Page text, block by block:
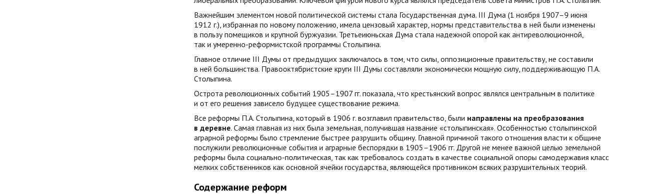
Важнейшим элементом новой политической системы стала Государственная дума. III Дума (1 ноября 1907–9 июня
1912 г.), избранная по новому положению, имела цензовый характер, нормы представительства в ней были изменены
в пользу помещиков и крупной буржуазии. Третьеиюньская Дума стала надежной опорой как антиреволюционной,
так и умеренно-реформистской программы Столыпина.
Главное отличие III Думы от предыдущих заключалось в том, что силы, оппозиционные правительству, не составили
в ней большинства. Правооктябристские круги III Думы составляли экономически мощную силу, поддерживающую П.А.
Столыпина.
Острота революционных событий 1905–1907 гг. показала, что крестьянский вопрос являлся центральным в политике
и от его решения зависело будущее существование режима.
Все реформы П.А. Столыпина, который в 1906 г. возглавил правительство, были направлены на преобразования
в деревне. Самая главная из них была земельная, получившая название «столыпинская». Особенностью столыпинской
аграрной реформы было стремление быстрее разрушить общину. Главной причиной такого отношения власти к общине
послужили революционные события и аграрные беспорядки в 1905–1906 гг. Другой не менее важной целью земельной
реформы была социально-политическая, так как требовалось создать в качестве социальной опоры самодержавия класс
мелких собственников как основной ячейки государства, являющейся противником всяких разрушительных теорий.
Содержание реформ